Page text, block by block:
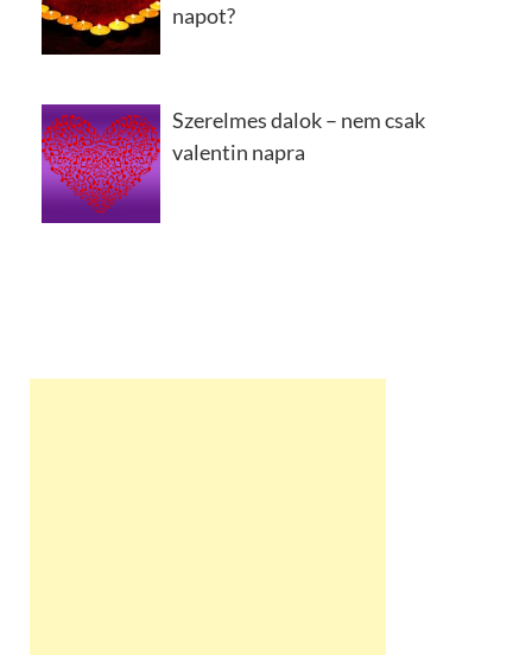
napot?
Szerelmes dalok – nem csak
valentin napra